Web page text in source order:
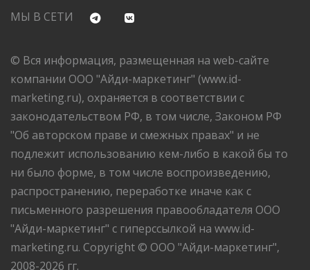
МЫ В СЕТИ
© Вся информация, размещенная на web-сайте
компании ООО "Айди-маркетинг" (www.id-
marketing.ru), охраняется в соответствии с
законодательством РФ, в том числе, Законом РФ
"Об авторском праве и смежных правах" и не
подлежит использованию кем-либо в какой бы то
ни было форме, в том числе воспроизведению,
распространению, переработке иначе как с
письменного разрешения правообладателя ООО
"Айди-маркетинг" с гиперссылкой на www.id-
marketing.ru. Copyright © ООО "Айди-маркетинг",
2008-2026 гг.